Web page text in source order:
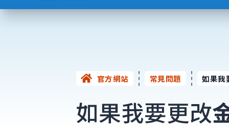
官方網站 常見問題 如果我
如果我要更改